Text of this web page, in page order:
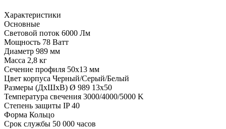
Характеристики
Основные
Световой поток 6000 Лм
Мощность 78 Ватт
Диаметр 989 мм
Масса 2,8 кг
Сечение профиля 50х13 мм
Цвет корпуса Черный/Серый/Белый
Размеры (ДхШхВ) Ø 989 13х50
Температура свечения 3000/4000/5000 K
Степень защиты IP 40
Форма Кольцо
Срок службы 50 000 часов